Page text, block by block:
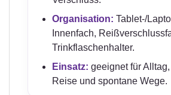
Organisation: Tablet-/
Innenfach,
Trinkflaschenhalter.
Einsatz: geeignet für
Reise und spontane Wege.